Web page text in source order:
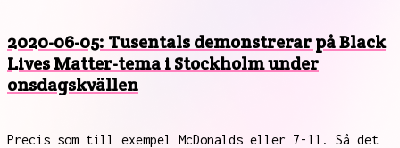
2020-06-05: Tusentals demonstrerar på Black
Lives Matter-tema i Stockholm under
onsdagskvällen
Precis som till exempel McDonalds eller 7-11. Så det